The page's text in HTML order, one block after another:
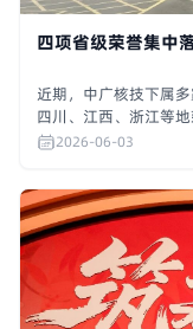
四项省级荣誉集中
近期，中广核技下属
四川、江西、浙江等
秀新产品、科技型企
2026-06-03